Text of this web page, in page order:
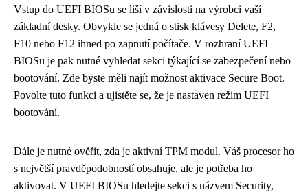
Vstup do UEFI BIOSu se liší v závislosti na výrobci vaší
základní desky. Obvykle se jedná o stisk klávesy Delete, F2,
F10 nebo F12 ihned po zapnutí počítače. V rozhraní UEFI
BIOSu je pak nutné vyhledat sekci týkající se zabezpečení nebo
bootování. Zde byste měli najít možnost aktivace Secure Boot.
Povolte tuto funkci a ujistěte se, že je nastaven režim UEFI
bootování.
Dále je nutné ověřit, zda je aktivní TPM modul. Váš procesor ho
s největší pravděpodobností obsahuje, ale je potřeba ho
aktivovat. V UEFI BIOSu hledejte sekci s názvem Security,